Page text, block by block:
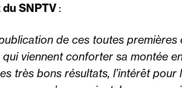
SNPTV :
de ces toutes premières
viennent conforter sa montée
très bons résultats, l’intérêt pour